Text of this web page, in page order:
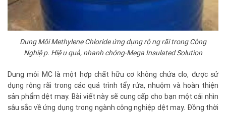
Dung Môi Methylene Chloride ứng dụng rộng rãi trong Công
Nghiệp. Hiệu quả, nhanh chóng-Mega Insulated Solution
Dung môi MC là một hợp chất hữu cơ không chứa clo, được sử
dụng rộng rãi trong các quá trình tẩy rửa, nhuộm và hoàn thiện
sản phẩm dệt may. Bài viết này sẽ cung cấp cho bạn một cái nhìn
sâu sắc về ứng dụng trong ngành công nghiệp dệt may. Đồng thời